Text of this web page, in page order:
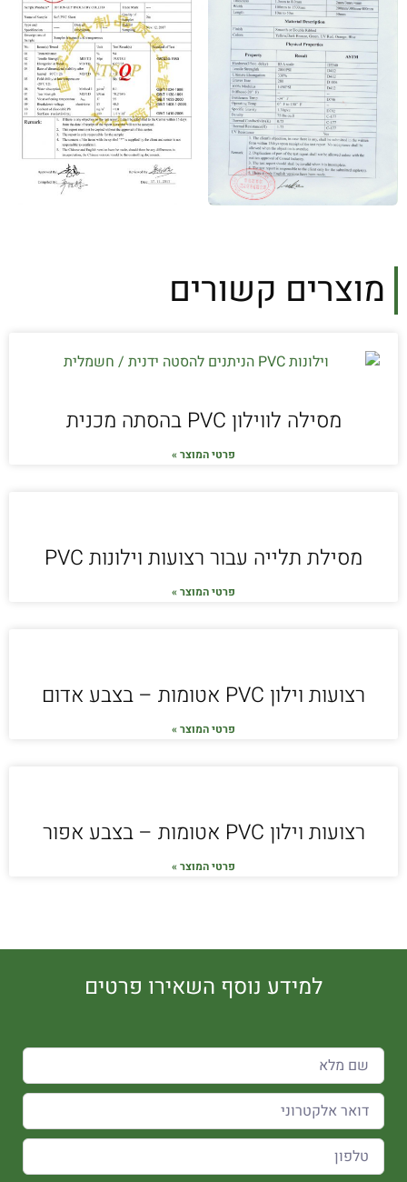
מוצרים קשורים
מסילה לווילון PVC בהסתה מכנית
פרטי המוצר »
מסילת תלייה עבור רצועות וילונות PVC
פרטי המוצר »
רצועות וילון PVC אטומות – בצבע אדום
פרטי המוצר »
רצועות וילון PVC אטומות – בצבע אפור
פרטי המוצר »
למידע נוסף השאירו פרטים